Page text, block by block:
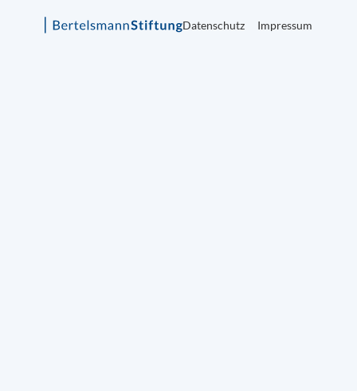
Datenschutz Impressum